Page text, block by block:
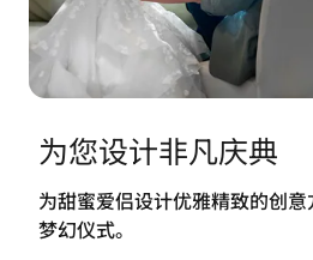
为您设计非凡庆典
为甜蜜爱侣设计优雅精致的创
梦幻仪式。